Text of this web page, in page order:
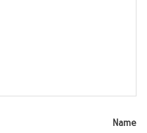
Name